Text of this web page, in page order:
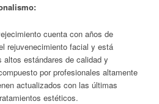
cuenta con años de
rejuvenecimiento facial y está
estándares de calidad y
por profesionales altamente
actualizados con las últimas
estéticos.